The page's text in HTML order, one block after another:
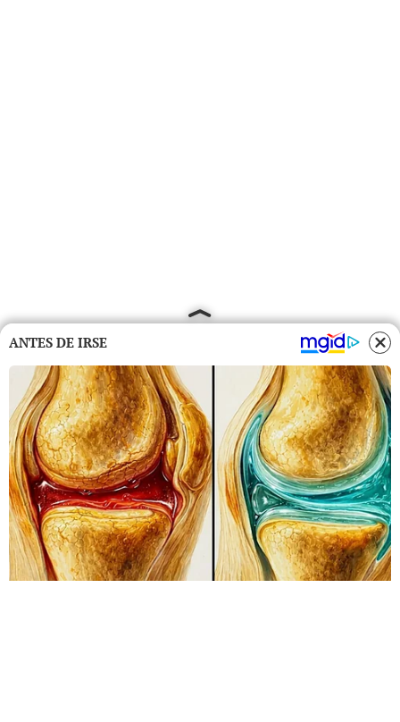
ANTES DE IRSE